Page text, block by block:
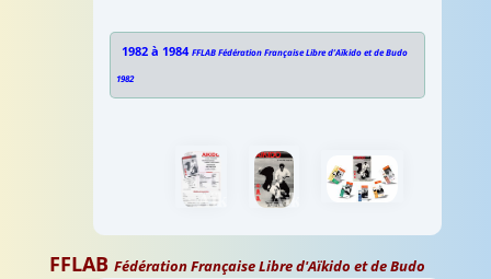
1982 à 1984FFLAB Fédération Française Libre d’Aïkido et de Budo
1982
Aïkido
traité
didactique
d'aïkido
Aïkido
traité
didactique
d'aïkido
Aïkido
d'aïkido
FFLAB Fédération Française Libre d'Aïkido et de Budo